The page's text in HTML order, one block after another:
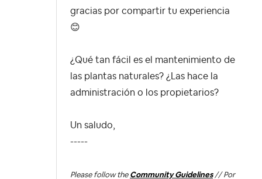
gracias por compartir tu experiencia
😊
¿Qué tan fácil es el mantenimiento de
las plantas naturales? ¿Las hace la
administración o los propietarios?
Un saludo,
-----
Please follow the Community Guidelines// Por